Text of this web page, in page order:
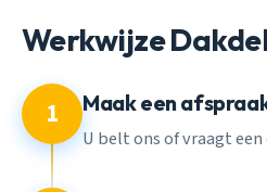
Werkwijze
1 Maak een
U belt ons of vraagt een